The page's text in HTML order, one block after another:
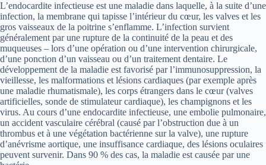
L’endocardite infectieuse est une maladie dans laquelle, à la suite d’une
infection, la membrane qui tapisse l’intérieur du cœur, les valves et les
gros vaisseaux de la poitrine s’enflamme. L’infection survient
généralement par une rupture de la continuité de la peau et des
muqueuses – lors d’une opération ou d’une intervention chirurgicale,
d’une ponction d’un vaisseau ou d’un traitement dentaire. Le
développement de la maladie est favorisé par l’immunosuppression, la
vieillesse, les malformations et lésions cardiaques (par exemple après
une maladie rhumatismale), les corps étrangers dans le cœur (valves
artificielles, sonde de stimulateur cardiaque), les champignons et les
virus. Au cours d’une endocardite infectieuse, une embolie pulmonaire,
un accident vasculaire cérébral (causé par l’obstruction due à un
thrombus et à une végétation bactérienne sur la valve), une rupture
d’anévrisme aortique, une insuffisance cardiaque, des lésions oculaires
peuvent survenir. Dans 90 % des cas, la maladie est causée par une